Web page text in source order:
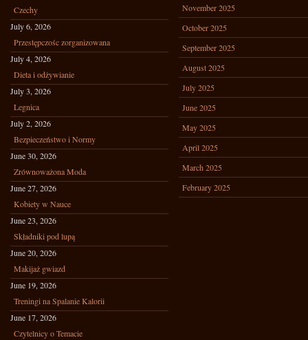
Czechy
July 6, 2026
Przestępczośc zorganizowana
July 4, 2026
Dieta i odżywianie
July 3, 2026
Legnica
July 2, 2026
Bezpieczeństwo i Normy
June 30, 2026
Zrównoważona Moda
June 27, 2026
Kobiety w Nauce
June 23, 2026
Składniki pod lupą
June 20, 2026
Makijaż gwiazd
June 19, 2026
Treningi na Spalanie Kalorii
June 17, 2026
Czytelnicy o Temacie
November 2025
October 2025
September 2025
August 2025
July 2025
June 2025
May 2025
April 2025
March 2025
February 2025